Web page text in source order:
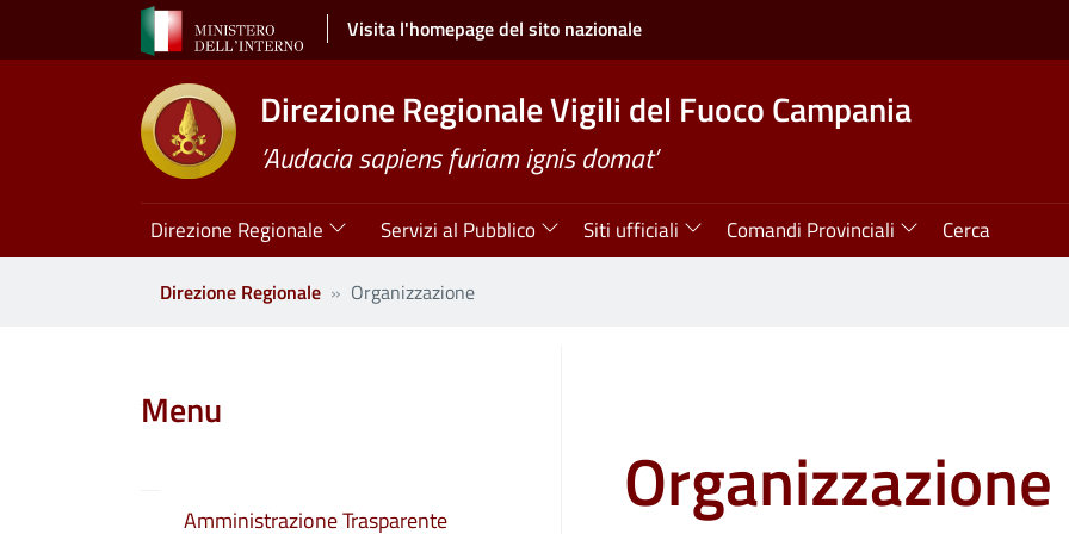
Salta al contenuto principale Visita l'homepage del sito nazionale
Direzione Regionale Vigili del Fuoco Campania
’Audacia sapiens furiam ignis domat’
Navigazione principale
Direzione Regionale Servizi al Pubblico Siti ufficiali Comandi Provinciali Cerca
Direzione Regionale Organizzazione
Organizzazione
Menu
Amministrazione Trasparente